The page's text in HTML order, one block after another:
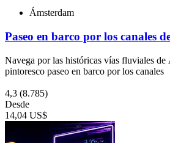
Ámsterdam
Paseo en barco por los canales
Navega por las históricas vías fluviales de
pintoresco paseo en barco por los canales
4,3 (8.785)
Desde
14,04 US$